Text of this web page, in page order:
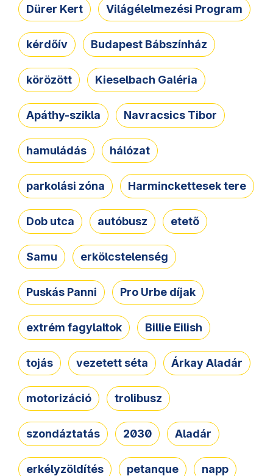
Dürer Kert Világélelmezési Program
kérdőív Budapest Bábszínház
körözött Kieselbach Galéria
Apáthy-szikla Navracsics Tibor
hamuládás hálózat
parkolási zóna Harminckettesek tere
Dob utca autóbusz etető
Samu erkölcstelenség
Puskás Panni Pro Urbe díjak
extrém fagylaltok Billie Eilish
tojás vezetett séta Árkay Aladár
motorizáció trolibusz
szondáztatás 2030 Aladár
erkélyzöldítés petanque napp